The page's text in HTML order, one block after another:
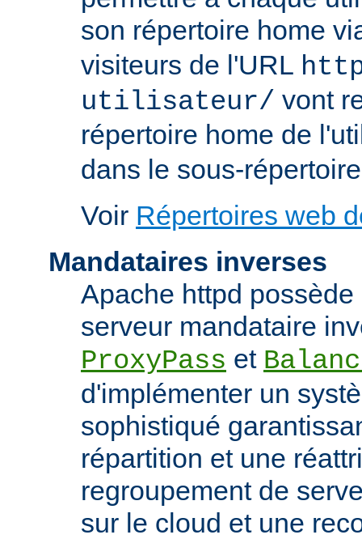
son répertoire home
visiteurs de l'URL
utilisateur/ vont
répertoire home de
dans le sous-
Voir Répertoires web
Mandataires inverses
Apache httpd
serveur mandataire
ProxyPass et
d'implémenter un
sophistiqué
répartition et une
regroupement de
sur le cloud et une